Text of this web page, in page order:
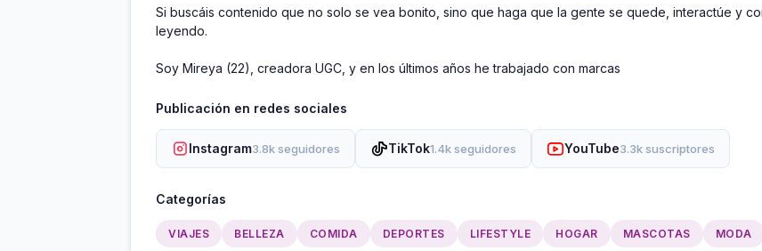
Si buscáis contenido que no solo se vea bonito, sino que haga que la gente se quede, interactúe y
leyendo.
Soy Mireya (22), creadora UGC, y en los últimos años he trabajado con marcas
Publicación en redes sociales
Instagram3.8k seguidores TikTok1.4k seguidores YouTube3.3k suscriptores
Categorías
VIAJES BELLEZA COMIDA DEPORTES LIFESTYLE HOGAR MASCOTAS MODA